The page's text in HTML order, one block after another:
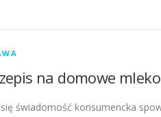
na domowe
świadomość konsumencka